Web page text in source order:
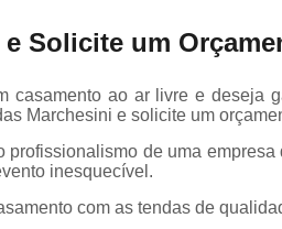
Solicite um
casamento ao ar livre e deseja
Marchesini e solicite um
profissionalismo de uma
inesquecível.
com as tendas de